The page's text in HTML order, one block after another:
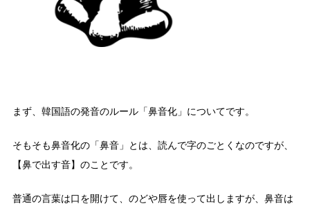
まず、韓国語の発音のルール「鼻音化」についてです。
そもそも鼻音化の「鼻音」とは、読んで字のごとくなのですが、
【鼻で出す音】のことです。
普通の言葉は口を開けて、のどや唇を使って出しますが、鼻音は